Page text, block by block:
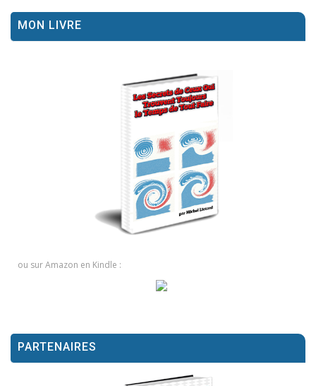
MON LIVRE
ou sur Amazon en Kindle :
PARTENAIRES